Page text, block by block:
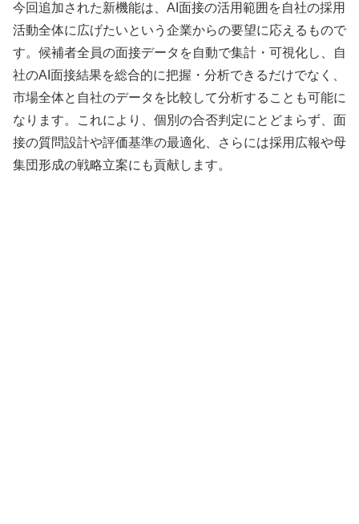
今回追加された新機能は、AI面接の活用範囲を自社の採用
活動全体に広げたいという企業からの要望に応えるもので
す。候補者全員の面接データを自動で集計・可視化し、自
社のAI面接結果を総合的に把握・分析できるだけでなく、
市場全体と自社のデータを比較して分析することも可能に
なります。これにより、個別の合否判定にとどまらず、面
接の質問設計や評価基準の最適化、さらには採用広報や母
集団形成の戦略立案にも貢献します。